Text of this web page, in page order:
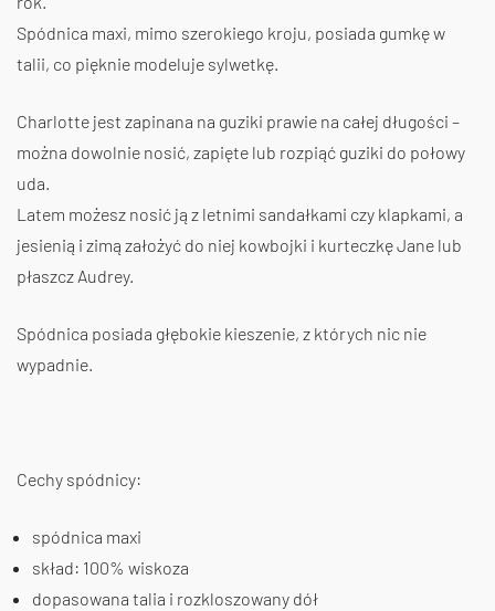
Spódnica maxi, mimo szerokiego kroju, posiada gumkę w
talii, co pięknie modeluje sylwetkę.
Charlotte jest zapinana na guziki prawie na całej długości –
można dowolnie nosić, zapięte lub rozpiąć guziki do połowy
uda.
Latem możesz nosić ją z letnimi sandałkami czy klapkami, a
jesienią i zimą założyć do niej kowbojki i kurteczkę Jane lub
płaszcz Audrey.
Spódnica posiada głębokie kieszenie, z których nic nie
wypadnie.
Cechy spódnicy:
spódnica maxi
skład: 100% wiskoza
dopasowana talia i rozkloszowany dół